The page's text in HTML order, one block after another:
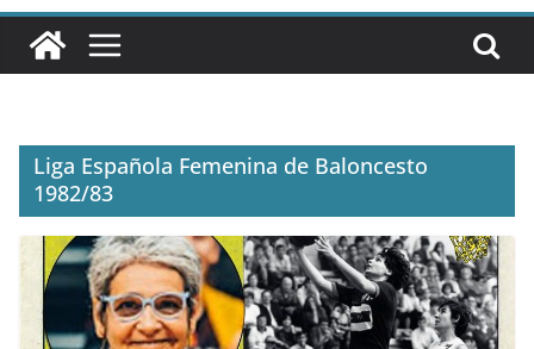
Liga Española Femenina de Baloncesto
1982/83